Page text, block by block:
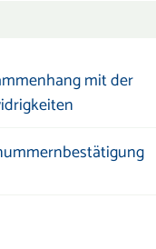
mit der